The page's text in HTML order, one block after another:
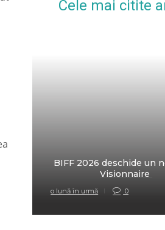
Cele mai citite
BIFF 2026 deschide un
Visionnaire
o lună în urmă 0